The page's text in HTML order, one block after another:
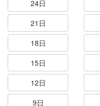
24日
21日
18日
15日
12日
9日